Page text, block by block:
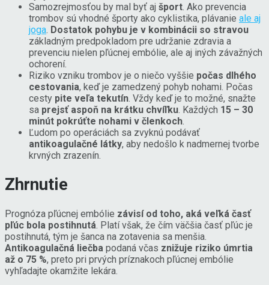
Samozrejmosťou by mal byť aj šport. Ako prevencia
trombov sú vhodné športy ako cyklistika, plávanie ale aj
joga. Dostatok pohybu je v kombinácii so stravou
základným predpokladom pre udržanie zdravia a
prevenciu nielen pľúcnej embólie, ale aj iných závažných
ochorení.
Riziko vzniku trombov je o niečo vyššie počas dlhého
cestovania, keď je zamedzený pohyb nohami. Počas
cesty pite veľa tekutín. Vždy keď je to možné, snažte
sa prejsť aspoň na krátku chvíľku. Každých 15 – 30
minút pokrúťte nohami v členkoch.
Ľudom po operáciách sa zvyknú podávať
antikoagulačné látky, aby nedošlo k nadmernej tvorbe
krvných zrazenín.
Zhrnutie
Prognóza pľúcnej embólie závisí od toho, aká veľká časť
pľúc bola postihnutá . Platí však, že čím väčšia časť pľúc je
postihnutá, tým je šanca na zotavenia sa menšia.
Antikoagulačná liečba podaná včas znižuje riziko úmrtia
až o 75 %, preto pri prvých príznakoch pľúcnej embólie
vyhľadajte okamžite lekára.